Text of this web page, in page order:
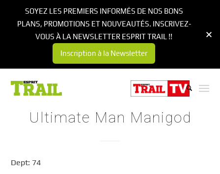
Ultimate Man Manigod
Dept: 74
SOYEZ LES PREMIERS INFORMÉS DE NOS BONS
PLANS, PROMOTIONS ET NOUVEAUTÉS. INSCRIVEZ-
VOUS À LA NEWSLETTER ESPRIT TRAIL !!
Inscription à la Newsletter